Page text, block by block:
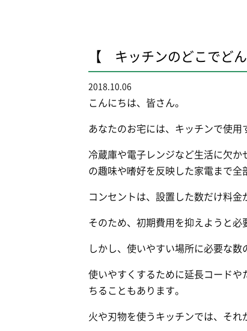
【 キッチンのどこでど
2018.10.06
こんにちは、皆さん。
あなたのお宅には、キッチンで使用
冷蔵庫や電子レンジなど生活に欠
の趣味や嗜好を反映した家電まで全
コンセントは、設置した数だけ料金
そのため、初期費用を抑えようと必
しかし、使いやすい場所に必要な数
使いやすくするために延長コード
ちることもあります。
火や刃物を使うキッチンでは、それ